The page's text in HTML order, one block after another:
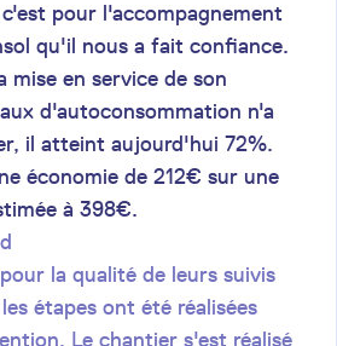
pour l'accompagnement
qu'il nous a fait confiance.
mise en service de son
d'autoconsommation n'a
il atteint aujourd'hui 72%.
économie de 212€ sur une
à 398€.
la qualité de leurs suivis
étapes ont été réalisées
Le chantier s'est réalisé